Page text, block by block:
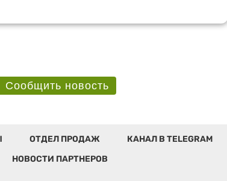
Сообщить новость
ОТДЕЛ ПРОДАЖ КАНАЛ В TELEGRAM
НОВОСТИ ПАРТНЕРОВ